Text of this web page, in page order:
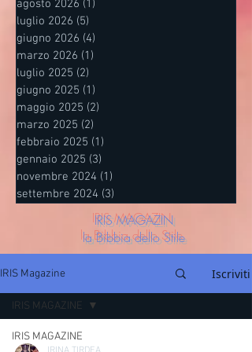
agosto 2026 (1)
luglio 2026 (5)
giugno 2026 (4)
marzo 2026 (1)
luglio 2025 (2)
giugno 2025 (1)
maggio 2025 (2)
marzo 2025 (2)
febbraio 2025 (1)
gennaio 2025 (3)
novembre 2024 (1)
settembre 2024 (3)
IRIS MAGAZIN
la Bibbia dello Stile
IRIS Magazine Iscriviti
IRIS MAGAZINE
IRIS MAGAZINE